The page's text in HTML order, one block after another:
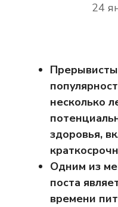
24
несколько
здоровья,
Одним из
поста
времени